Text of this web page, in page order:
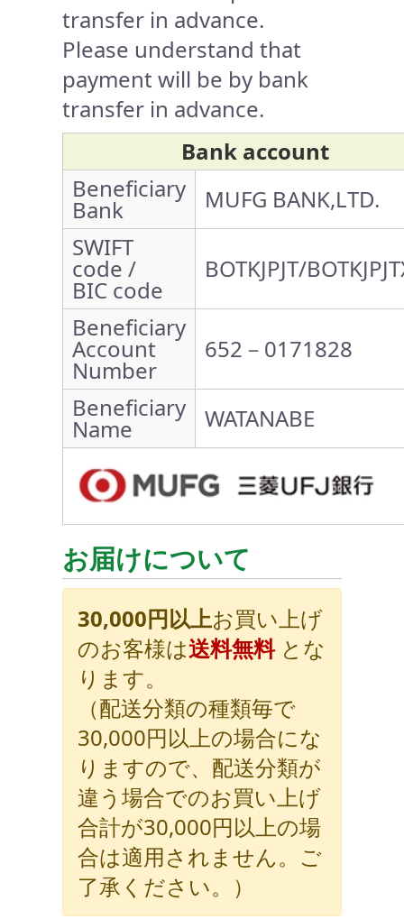
transfer in advance.
Please understand that
payment will be by bank
transfer in advance.
Bank account
Beneficiary
Bank
MUFG BANK,LTD.
SWIFT
code /
BIC code
BOTKJPJT/
Beneficiary
Account
Number
652－0171828
Beneficiary
Name WATANABE
お届けについて
30,000円以上お買い上げ
のお客様は送料無料とな
ります。
（配送分類の種類毎で
30,000円以上の場合にな
りますので、配送分類が
違う場合でのお買い上げ
合計が30,000円以上の場
合は適用されません。ご
了承ください。）